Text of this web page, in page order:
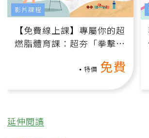
【免費線上課】專屬你的超
燃脂體育課：超夯「拳擊有
特價 免費
影片課程
延伸閱讀